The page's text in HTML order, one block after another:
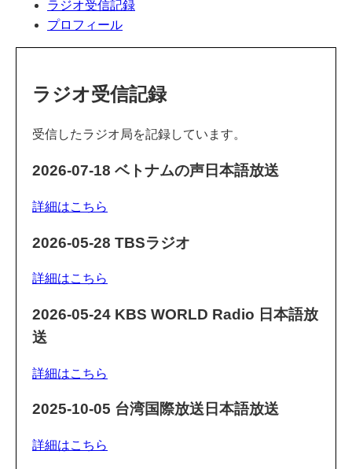
ラジオ受信記録
プロフィール
ラジオ受信記録
受信したラジオ局を記録しています。
2026-07-18 ベトナムの声日本語放送
詳細はこちら
2026-05-28 TBSラジオ
詳細はこちら
2026-05-24 KBS WORLD Radio 日本語放
送
詳細はこちら
2025-10-05 台湾国際放送日本語放送
詳細はこちら